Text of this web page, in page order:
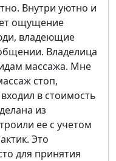
Внутри уютно и
ощущение
владеющие
Владелица
массажа. Мне
стоп,
в стоимость
из
ее с учетом
Это
для принятия